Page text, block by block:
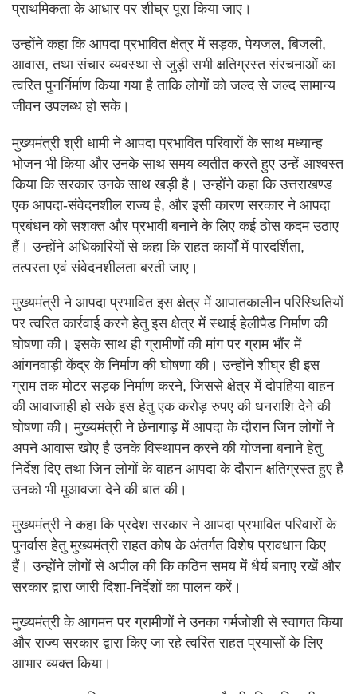
प्राथमिकता के आधार पर शीघ्र पूरा किया जाए।
उन्होंने कहा कि आपदा प्रभावित क्षेत्र में सड़क, पेयजल, बिजली,
आवास, तथा संचार व्यवस्था से जुड़ी सभी क्षतिग्रस्त संरचनाओं का
त्वरित पुनर्निर्माण किया गया है ताकि लोगों को जल्द से जल्द सामान्य
जीवन उपलब्ध हो सके।
मुख्यमंत्री श्री धामी ने आपदा प्रभावित परिवारों के साथ मध्यान्ह
भोजन भी किया और उनके साथ समय व्यतीत करते हुए उन्हें आश्वस्त
किया कि सरकार उनके साथ खड़ी है। उन्होंने कहा कि उत्तराखण्ड
एक आपदा-संवेदनशील राज्य है, और इसी कारण सरकार ने आपदा
प्रबंधन को सशक्त और प्रभावी बनाने के लिए कई ठोस कदम उठाए
हैं। उन्होंने अधिकारियों से कहा कि राहत कार्यों में पारदर्शिता,
तत्परता एवं संवेदनशीलता बरती जाए।
मुख्यमंत्री ने आपदा प्रभावित इस क्षेत्र में आपातकालीन परिस्थितियों
पर त्वरित कार्रवाई करने हेतु इस क्षेत्र में स्थाई हेलीपैड निर्माण की
घोषणा की। इसके साथ ही ग्रामीणों की मांग पर ग्राम भौंर में
आंगनवाड़ी केंद्र के निर्माण की घोषणा की। उन्होंने शीघ्र ही इस
ग्राम तक मोटर सड़क निर्माण करने, जिससे क्षेत्र में दोपहिया वाहन
की आवाजाही हो सके इस हेतु एक करोड़ रुपए की धनराशि देने की
घोषणा की। मुख्यमंत्री ने छेनागाड़ में आपदा के दौरान जिन लोगों ने
अपने आवास खोए है उनके विस्थापन करने की योजना बनाने हेतु
निर्देश दिए तथा जिन लोगों के वाहन आपदा के दौरान क्षतिग्रस्त हुए है
उनको भी मुआवजा देने की बात की।
मुख्यमंत्री ने कहा कि प्रदेश सरकार ने आपदा प्रभावित परिवारों के
पुनर्वास हेतु मुख्यमंत्री राहत कोष के अंतर्गत विशेष प्रावधान किए
हैं। उन्होंने लोगों से अपील की कि कठिन समय में धैर्य बनाए रखें और
सरकार द्वारा जारी दिशा-निर्देशों का पालन करें।
मुख्यमंत्री के आगमन पर ग्रामीणों ने उनका गर्मजोशी से स्वागत किया
और राज्य सरकार द्वारा किए जा रहे त्वरित राहत प्रयासों के लिए
आभार व्यक्त किया।